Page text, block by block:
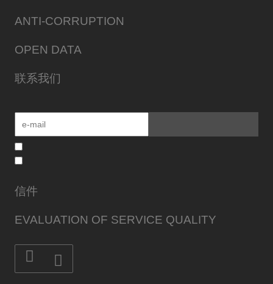
ANTI-CORRUPTION
OPEN DATA
联系我们
信件
EVALUATION OF SERVICE QUALITY